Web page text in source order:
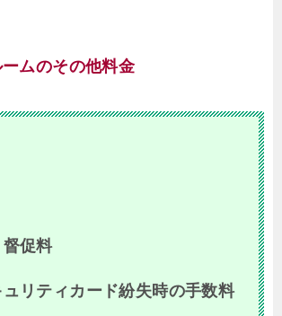
ームのその他料金
促料
リティカード紛失時の手数料